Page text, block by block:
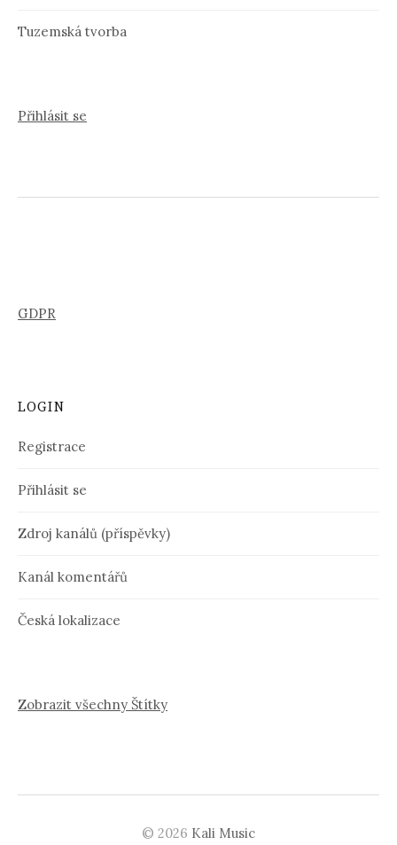
Tuzemská tvorba
Přihlásit se
GDPR
LOGIN
Registrace
Přihlásit se
Zdroj kanálů (příspěvky)
Kanál komentářů
Česká lokalizace
Zobrazit všechny Štítky
© 2026 Kali Music